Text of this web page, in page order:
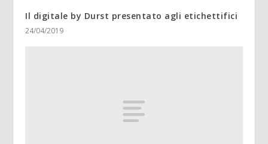
Il digitale by Durst presentato agli etichettifici
24/04/2019